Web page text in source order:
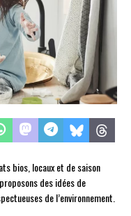
bios, locaux et de saison
des idées de
de l’environnement.